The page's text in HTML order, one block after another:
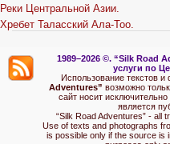
Реки Центральной Азии.
Хребет Таласский Ала-Тоо.
1989–2026 ©. “Silk Road
услуги по
Использование текстов
Adventures” возможно
сайт носит
является
“Silk Road Adventures” - all
Use of texts and photographs
is possible only if the source is